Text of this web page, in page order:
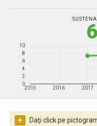
2015 2016 2017
0
2
4
6
8
10
+ Dați click pe